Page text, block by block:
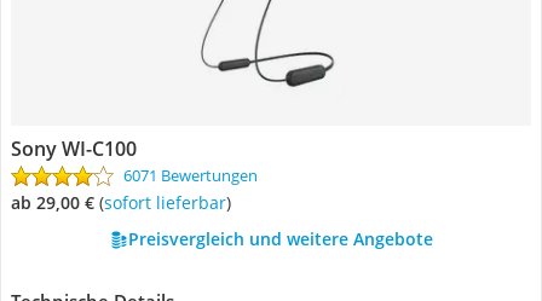
Sony WI-C100
6071 Bewertungen
ab 29,00 € ( Sofort lieferbar)
Preisvergleich und weitere Angebote